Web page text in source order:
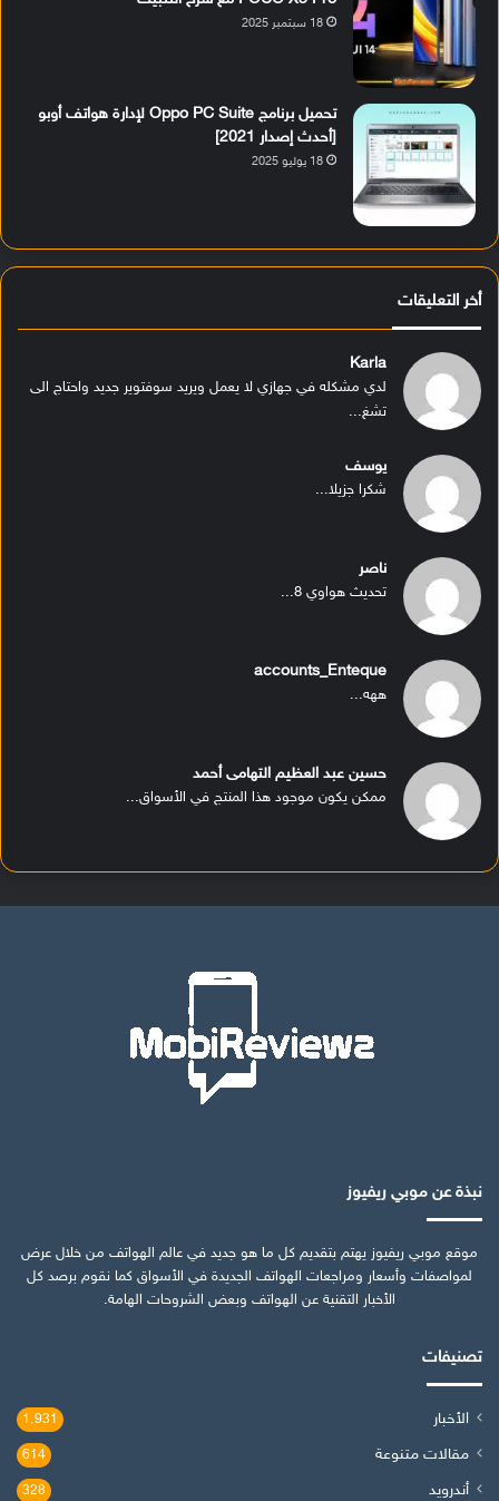
18 سبتمبر 2025
تحميل برنامج Oppo PC Suite لإدارة هواتف أوبو
[أحدث إصدار 2021]
18 يوليو 2025
أخر التعليقات
Karla
لدي مشكله في جهازي لا يعمل ويريد سوفتوير جديد واحتاج الى
تشغ...
يوسف
شكرا جزيلا...
ناصر
تحديث هواوي 8...
accounts_Enteque
ههه...
حسين عبد العظيم التهامى أحمد
ممكن يكون موجود هذا المنتج في الأسواق...
نبذة عن موبي ريفيوز
موقع موبي ريفيوز يهتم بتقديم كل ما هو جديد في عالم الهواتف من خلال عرض
لمواصفات وأسعار ومراجعات الهواتف الجديدة في الأسواق كما نقوم برصد كل
الأخبار التقنية عن الهواتف وبعض الشروحات الهامة.
تصنيفات
الأخبار 1٬931
مقالات متنوعة 614
أندرويد 328